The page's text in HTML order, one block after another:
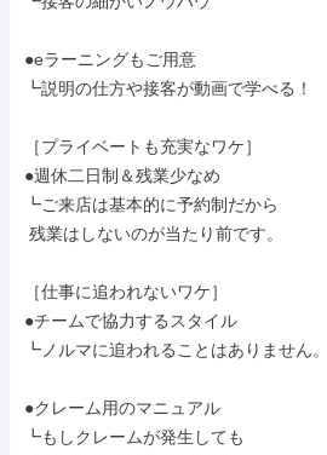
●eラーニングもご用意
┗説明の仕方や接客が動画で学べる！
［プライベートも充実なワケ］
●週休二日制＆残業少なめ
┗ご来店は基本的に予約制だから
［仕事に追われないワケ］
●チームで協力するスタイル
┗ノルマに追われることはありません。
●クレーム用のマニュアル
┗もしクレームが発生しても